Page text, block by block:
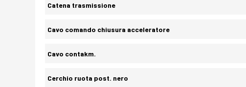
Catena trasmissione
Cavo comando chiusura acceleratore
Cavo contakm.
Cerchio ruota post. nero